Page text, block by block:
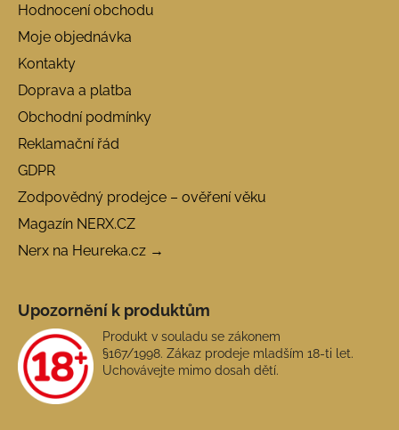
Hodnocení obchodu
Moje objednávka
Kontakty
Doprava a platba
Obchodní podmínky
Reklamační řád
GDPR
Zodpovědný prodejce – ověření věku
Magazín NERX.CZ
Nerx na Heureka.cz →
Upozornění k produktům
Produkt v souladu se zákonem
§167/1998. Zákaz prodeje mladším 18-ti let.
Uchovávejte mimo dosah dětí.